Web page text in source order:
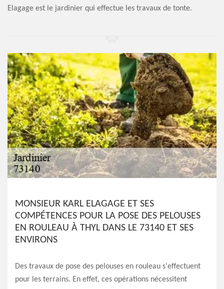
Elagage est le jardinier qui effectue les travaux de tonte.
MONSIEUR KARL ELAGAGE ET SES
COMPÉTENCES POUR LA POSE DES PELOUSES
EN ROULEAU À THYL DANS LE 73140 ET SES
ENVIRONS
Des travaux de pose des pelouses en rouleau s'effectuent
pour les terrains. En effet, ces opérations nécessitent